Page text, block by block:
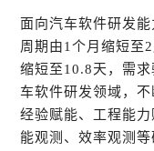
面向汽车软件研发
周期由1个月缩短至
缩短至10.8天，需
车软件研发领域，
经验赋能、工程能
能观测、效率观测